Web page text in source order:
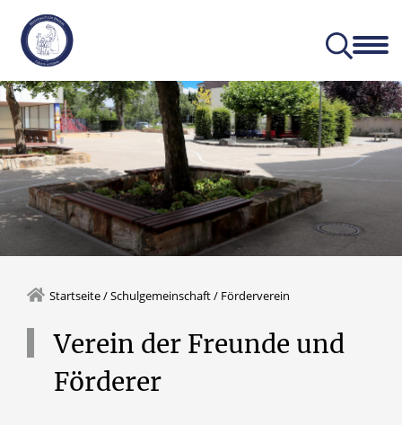
Aktuelles Unser Profil
Startseite/Schulgemeinschaft/ Förderverein
Verein der Freunde und
Förderer